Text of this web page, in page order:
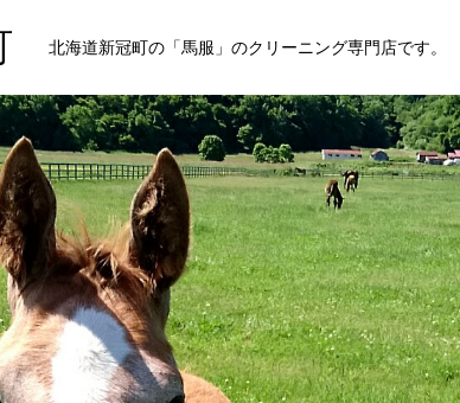
北海道新冠町の「馬服」のクリーニング専門店です。